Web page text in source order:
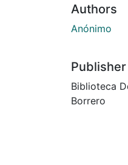
Authors
Anónimo
Publisher
Biblioteca
Borrero